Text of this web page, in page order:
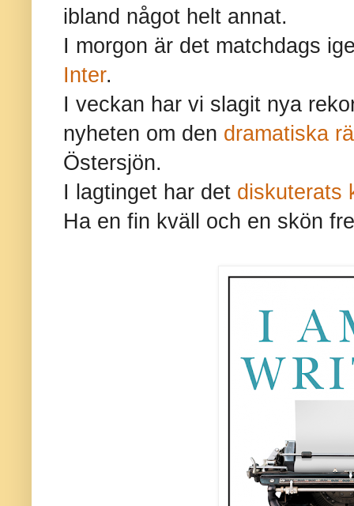
ibland något helt annat.
I morgon är det matchdags
Inter.
I veckan har vi slagit nya
nyheten om den dramatiska
Östersjön.
I lagtinget har det diskuterats
Ha en fin kväll och en skön